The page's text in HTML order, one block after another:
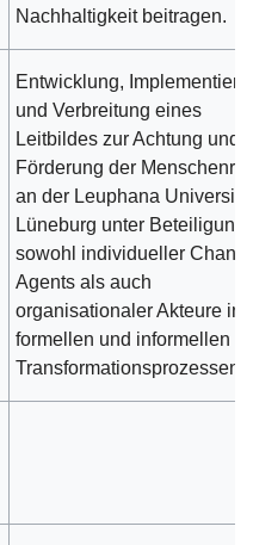
Nachhaltigkeit beitragen.
Entwicklung,
und Verbreitung eines
Leitbildes zur Achtung und
Förderung der
an der Leuphana
Lüneburg unter Beteiligung
sowohl individueller
Agents als auch
organisationaler Akteure in
formellen und informellen
Transformationsprozessen.